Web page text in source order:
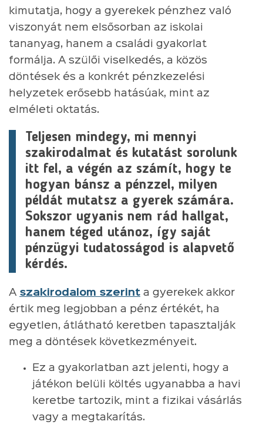
kimutatja, hogy a gyerekek pénzhez való
viszonyát nem elsősorban az iskolai
tananyag, hanem a családi gyakorlat
formálja. A szülői viselkedés, a közös
döntések és a konkrét pénzkezelési
helyzetek erősebb hatásúak, mint az
elméleti oktatás.
Teljesen mindegy, mi mennyi
szakirodalmat és kutatást sorolunk
itt fel, a végén az számít, hogy te
hogyan bánsz a pénzzel, milyen
példát mutatsz a gyerek számára.
Sokszor ugyanis nem rád hallgat,
hanem téged utánoz, így saját
pénzügyi tudatosságod is alapvető
kérdés.
A szakirodalom szerint a gyerekek akkor
értik meg legjobban a pénz értékét, ha
egyetlen, átlátható keretben tapasztalják
meg a döntések következményeit.
Ez a gyakorlatban azt jelenti, hogy a
játékon belüli költés ugyanabba a havi
keretbe tartozik, mint a fizikai vásárlás
vagy a megtakarítás.